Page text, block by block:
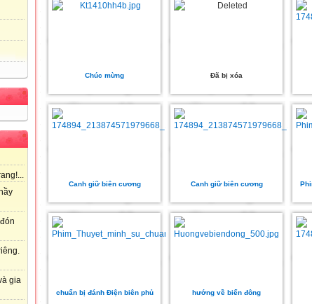
gia
Chúc mừng Đã bị xóa
Canh giữ biên cương Canh giữ biên cương
chuẩn bị đánh Điện biên phủ hướng về biển đông